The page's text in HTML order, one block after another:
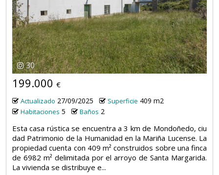
30
199.000 €
Actualizado 27/09/2025 Superficie 409 m2
Habitaciones 5 Baños 2
Esta casa rústica se encuentra a 3 km de Mondoñedo, ciu
dad Patrimonio de la Humanidad en la Mariña Lucense. La
propiedad cuenta con 409 m² construidos sobre una finca
de 6982 m² delimitada por el arroyo de Santa Margarida.
La vivienda se distribuye e...